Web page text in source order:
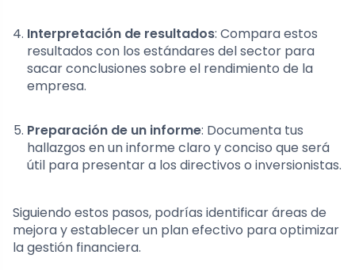
Interpretación de resultados: Compara estos
resultados con los estándares del sector para
sacar conclusiones sobre el rendimiento de la
empresa.
Preparación de un informe: Documenta tus
hallazgos en un informe claro y conciso que será
útil para presentar a los directivos o inversionistas.
Siguiendo estos pasos, podrías identificar áreas de
mejora y establecer un plan efectivo para optimizar
la gestión financiera.